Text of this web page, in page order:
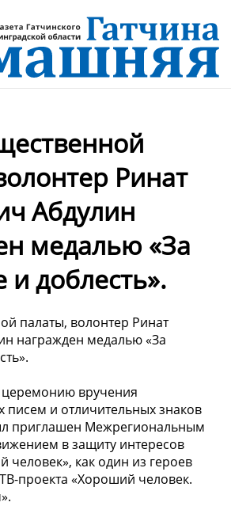
Ринат
Абдулин
медалью «За
и доблесть».
палаты, волонтер Ринат
награжден медалью «За
вручения
писем и отличительных знаков
приглашен Межрегиональным
в защиту интересов
человек», как один из героев
проекта «Хороший человек.